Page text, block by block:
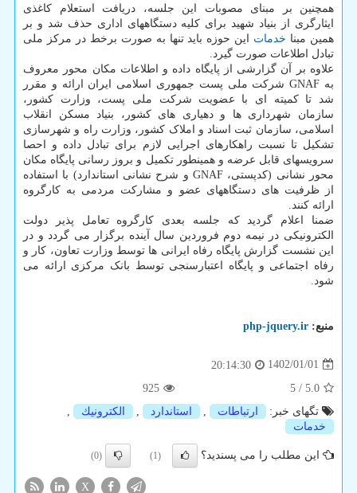
همچنین بر مبنای مصوبات این جلسه، دریافت استعلام کاغذی
ایثارگری از بنیاد شهید برای کلیه دستگاههای اداری حذف شد و بر
همین مبنا خدمات این حوزه باید تنها به صورت برخط در مرکز ملی
تبادل اطلاعات صورت گیرد.
علاوه بر آن گزارشی از پایگاه داده و اطلاعات مکان محور معروف
به GNAF شرکت ملی پست جمهوری اسلامی ایران ارائه و مقرر
شد تا کمیته ای با عضویت شرکت ملی پست، وزارت کشور،
سازمان شهرداری ها و دهیاری های کشور، بنیاد مسکن انقلاب
اسلامی، سازمان ثبت اسناد و املاک کشور، وزارت راه و شهرسازی
تشکیل تا نسبت راهکارهای اجرایی لازم برای تبادل داده و احصا
سرویسهای قابل عرضه و همینطور تکمیل و بروز رسانی پایگاه مکان
محور نشانی (کدپستی، GNAF و شرح نشانی استاندارد) با استفاده
از ظرفیت های دستگاههای عضو و مشارکت مردمی به کارگروه
ارائه کنند.
ضمنا اعلام گردید که جلسه بعدی کارگروه تعامل پذیر دولت
الکترونیکی در نیمه دوم فروردین سال آینده برگزار می گردد و در
این نشست گزارش پایگاه رفاه ایرانی ها توسط وزارت تعاون، کار و
رفاه اجتماعی و پایگاه اعتبارسنجی توسط بانک مرکزی ارائه می
شود.
منبع: php-jquery.ir
1402/01/01
20:14:30
5.0
/
5
925
تگهای خبر:
ارتباطات استاندارد الكترونیك
خدمات
این مطلب را می پسندید؟ (1)
(0)
X